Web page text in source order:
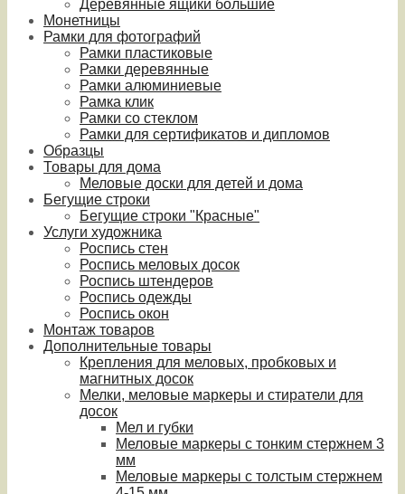
Деревянные ящики большие
Монетницы
Рамки для фотографий
Рамки пластиковые
Рамки деревянные
Рамки алюминиевые
Рамка клик
Рамки со стеклом
Рамки для сертификатов и дипломов
Образцы
Товары для дома
Меловые доски для детей и дома
Бегущие строки
Бегущие строки "Красные"
Услуги художника
Роспись стен
Роспись меловых досок
Роспись штендеров
Роспись одежды
Роспись окон
Монтаж товаров
Дополнительные товары
Крепления для меловых, пробковых и
магнитных досок
Мелки, меловые маркеры и стиратели для
досок
Мел и губки
Меловые маркеры с тонким стержнем 3
мм
Меловые маркеры с толстым стержнем